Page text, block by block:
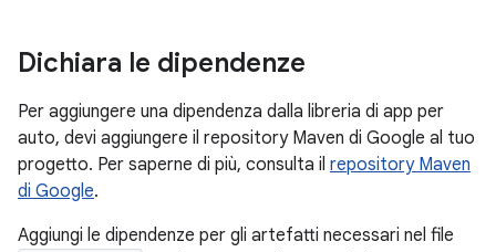
Dichiara le dipendenze
Per aggiungere una dipendenza dalla libreria di app per
auto, devi aggiungere il repository Maven di Google al tuo
progetto. Per saperne di più, consulta il repository Maven
di Google.
Aggiungi le dipendenze per gli artefatti necessari nel file